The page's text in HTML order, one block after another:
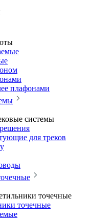
плафонами
системы
для треков
точечные
точечные